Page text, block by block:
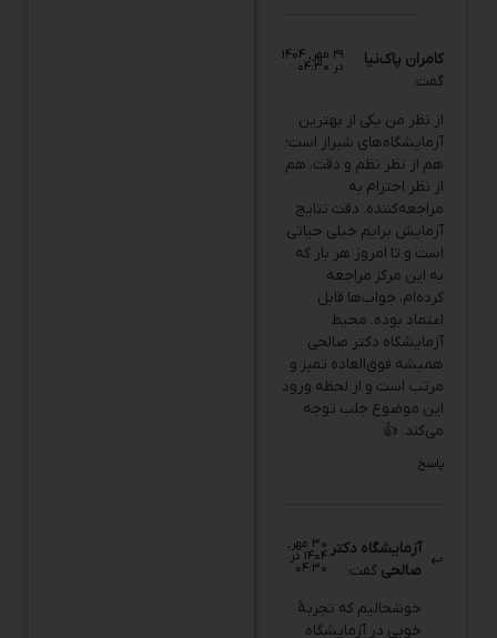
گفت:
آزمایشگاه‌های شیراز است؛
هم از نظر نظم و دقت، هم
از نظر احترام به
مراجعه‌کننده. دقت نتایج
آزمایش برایم خیلی حیاتی
است و تا امروز هر بار که
به این مرکز مراجعه
کرده‌ام، جواب‌ها قابل
اعتماد بوده. محیط
آزمایشگاه دکتر صالحی
همیشه فوق‌العاده تمیز و
مرتب است و از لحظه ورود
این موضوع جلب توجه
می‌کند. 👍
پاسخ
صالحی گفت: ۰۴:۳۰
خوشحالیم که تجربهٔ
خوبی در آزمایشگاه
دکتر صالحی داشته‌اید.